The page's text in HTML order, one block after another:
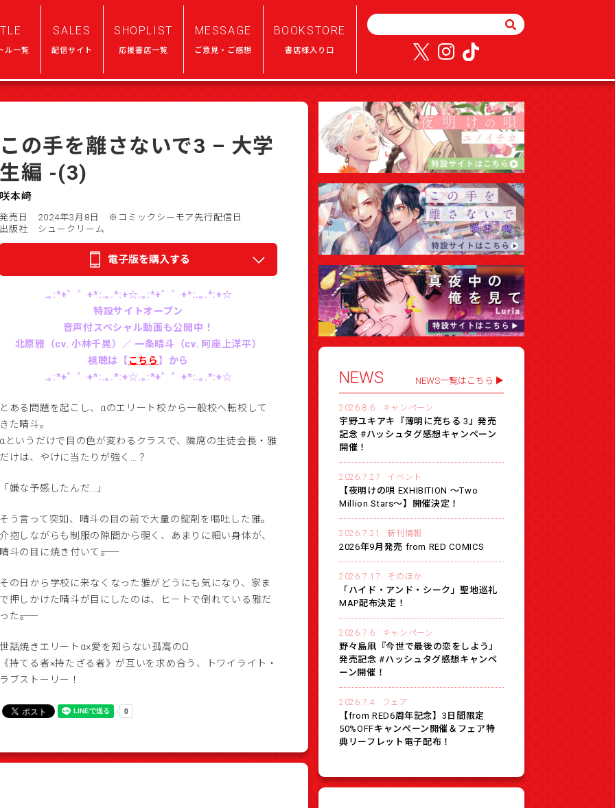
ル一覧
SALES
配信サイト
SHOPLIST
応援書店一覧
MESSAGE
ご意見・ご感想
BOOKSTORE
書店様入り口
この手を離さないで3 – 大学
生編 -(3)
咲本﨑
発売日 2024年3月8日
※コミックシーモア先行配信日
出版社 シュークリーム
電子版を購入する
.｡:*+゜゜+*:.｡.*:+☆.｡:*+゜゜+*:.｡.*:+☆
特設サイトオープン
音声付スペシャル動画も公開中！
北原雅（cv. 小林千晃）／ 一条晴斗（cv. 阿座上洋平）
視聴は【 こちら 】から
.｡:*+゜゜+*:.｡.*:+☆.｡:*+゜゜+*:.｡.*:+☆
とある問題を起こし、αのエリート校から一般校へ転校して
きた晴斗。
αというだけで目の色が変わるクラスで、隣席の生徒会長・雅
だけは、やけに当たりが強く…？
「嫌な予感したんだ…」
そう言って突如、晴斗の目の前で大量の錠剤を嘔吐した雅。
介抱しながらも制服の隙間から覗く、あまりに細い身体が、
晴斗の目に焼き付いて――。
その日から学校に来なくなった雅がどうにも気になり、家ま
で押しかけた晴斗が目にしたのは、ヒートで倒れている雅だ
った――。
世話焼きエリートα×愛を知らない孤高のΩ
《持てる者×持たざる者》が互いを求め合う、トワイライト・
ラブストーリー！
NEWS NEWS一覧はこちら
2026.8.6 キャンペーン
宇野ユキアキ『薄明に充ちる 3』発売
記念 #ハッシュタグ感想キャンペーン
開催！
2026.7.27 イベント
【夜明けの唄 EXHIBITION 〜Two
Million Stars〜】開催決定！
2026.7.21 新刊情報
2026年9月発売 from RED COMICS
2026.7.17 そのほか
「ハイド・アンド・シーク」聖地巡礼
MAP配布決定！
2026.7.6 キャンペーン
野々島凧『今世で最後の恋をしよう』
発売記念 #ハッシュタグ感想キャンペ
ーン開催！
2026.7.4 フェア
【from RED6周年記念】3日間限定
50%OFFキャンペーン開催＆フェア特
典リーフレット電子配布！